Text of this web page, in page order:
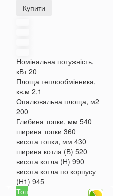
Купити
Номінальна потужність,
кВт 20
Площа теплообмінника,
кв.м 2,1
Опалювальна площа, м2
200
Глибина топки, мм 540
ширина топки 360
висота топки, мм 430
ширина котла (В) 520
висота котла (Н) 990
висота котла по корпусу
(Н1) 945
Топ